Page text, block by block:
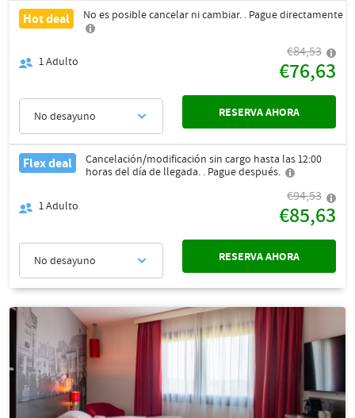
Hot deal No es posible cancelar ni cambiar. . Pague directamente
1Adulto
€84,53
€76,63
No desayuno RESERVA AHORA
Flex deal
Cancelación/modificación sin cargo hasta las 12:00
horas del día de llegada. . Pague después.
1Adulto
€94,53
€85,63
No desayuno RESERVA AHORA